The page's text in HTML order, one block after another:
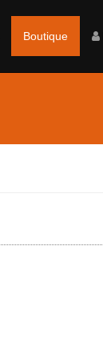
Boutique